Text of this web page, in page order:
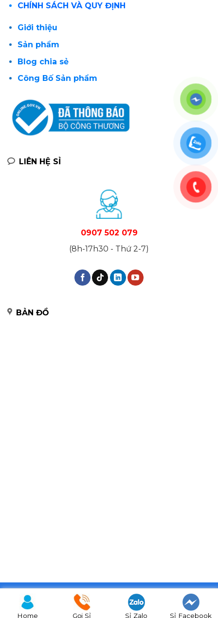
CHÍNH SÁCH VÀ QUY ĐỊNH
Giới thiệu
Sản phẩm
Blog chia sẻ
Công Bố Sản phẩm
LIÊN HỆ SỈ
0907 502 079
(8h-17h30 - Thứ 2-7)
BẢN ĐỒ
Copyright 2026 © BiTi Food
Home Gọi Sỉ Sỉ Zalo Sỉ Facebook